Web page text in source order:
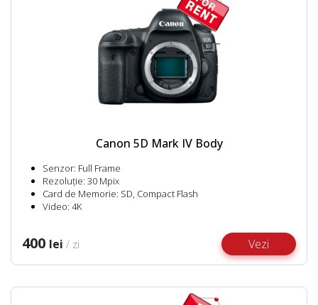
Canon 5D Mark IV Body
Senzor: Full Frame
Rezoluție: 30 Mpix
Card de Memorie: SD, Compact Flash
Video: 4K
400 lei / zi Vezi